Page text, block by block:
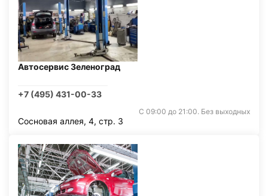
Автосервис Зеленоград
+7 (495) 431-00-33
С 09:00 до 21:00. Без выходных
Сосновая аллея, 4, стр. 3